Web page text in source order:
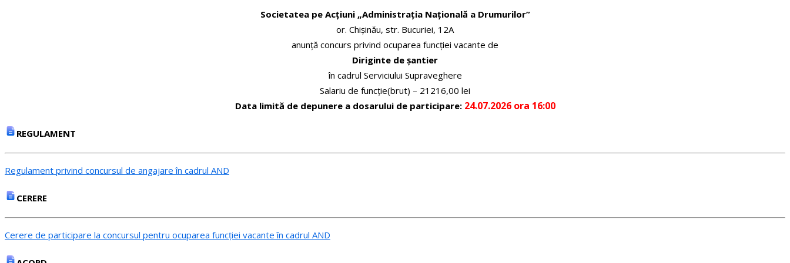
Societatea pe Acțiuni „Administrația Națională a Drumurilor”
or. Chișinău, str. Bucuriei, 12A
anunţă concurs privind ocuparea funcţiei vacante de
Diriginte de șantier
în cadrul Serviciului Supraveghere
Salariu de funcție(brut) – 21216,00 lei
Data limită de depunere a dosarului de participare: 24.07.2026 ora 16:00
REGULAMENT
Regulament privind concursul de angajare în cadrul AND
CERERE
Cerere de participare la concursul pentru ocuparea funcției vacante în cadrul AND